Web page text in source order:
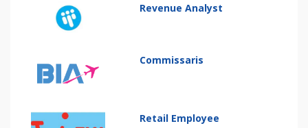
Revenue Analyst
Commissaris
Retail Employee